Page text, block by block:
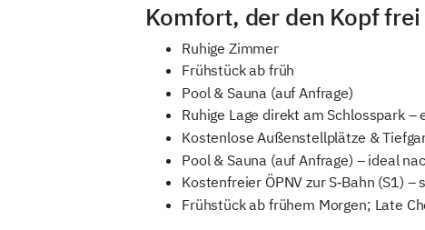
Komfort, der den Kopf
Ruhige Zimmer
Frühstück ab früh
Pool & Sauna (auf Anfrage)
Ruhige Lage direkt am Schlosspark –
Kostenlose Außenstellplätze &
Pool & Sauna (auf Anfrage) – ideal
Kostenfreier ÖPNV zur S‑Bahn (S1)
Frühstück ab frühem Morgen; Late